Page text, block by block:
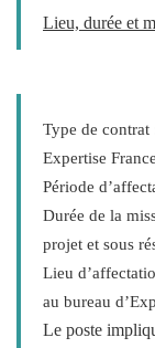
Lieu, durée et
Type de contrat
Expertise
Période
Durée de la
projet et sous
Lieu
au bureau
Le poste